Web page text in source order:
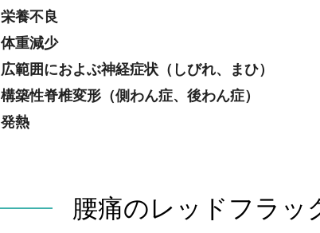
栄養不良
体重減少
広範囲におよぶ神経症状（しびれ、まひ）
構築性脊椎変形（側わん症、後わん症）
発熱
腰痛のレッドフラッ